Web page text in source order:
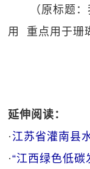
（原标题
用 重点用于珊
延伸阅读：
· 江苏省灌南县
·“江西绿色低碳